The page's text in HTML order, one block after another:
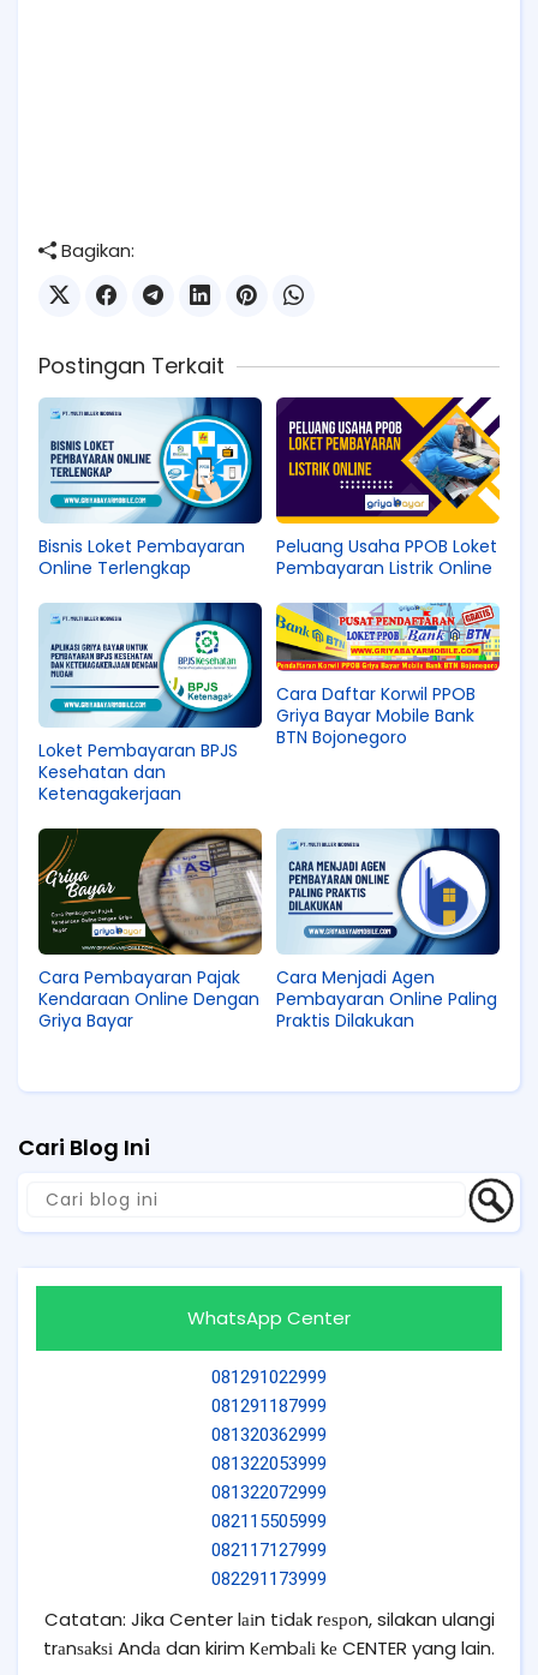
Bagikan:
Postingan Terkait
Bisnis Loket Pembayaran
Online Terlengkap
Peluang Usaha PPOB Loket
Pembayaran Listrik Online
Loket Pembayaran BPJS
Kesehatan dan
Ketenagakerjaan
Cara Daftar Korwil PPOB
Griya Bayar Mobile Bank
BTN Bojonegoro
Cara Pembayaran Pajak
Kendaraan Online Dengan
Griya Bayar
Cara Menjadi Agen
Pembayaran Online Paling
Praktis Dilakukan
Cari Blog Ini
WhatsApp Center
081291022999
081291187999
081320362999
081322053999
081322072999
082115505999
082117127999
082291173999
Catatan: Jika Center lаіn tіdаk rеѕроn, silakan ulangi
trаnѕаkѕі Andа dan kirim Kеmbаlі kе CENTER yang lain.